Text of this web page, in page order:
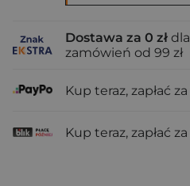
Dostawa za 0 zł dla
zamówień od 99 zł
Kup teraz, zapłać za
Kup teraz, zapłać za